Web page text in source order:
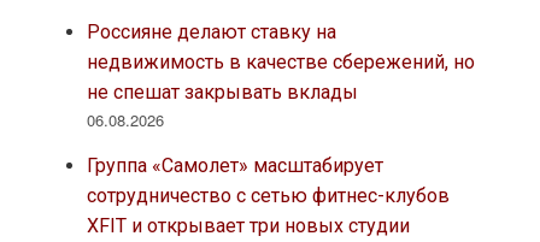
Россияне делают ставку на
недвижимость в качестве сбережений, но
не спешат закрывать вклады
06.08.2026
Группа «Самолет» масштабирует
сотрудничество с сетью фитнес-клубов
XFIT и открывает три новых студии